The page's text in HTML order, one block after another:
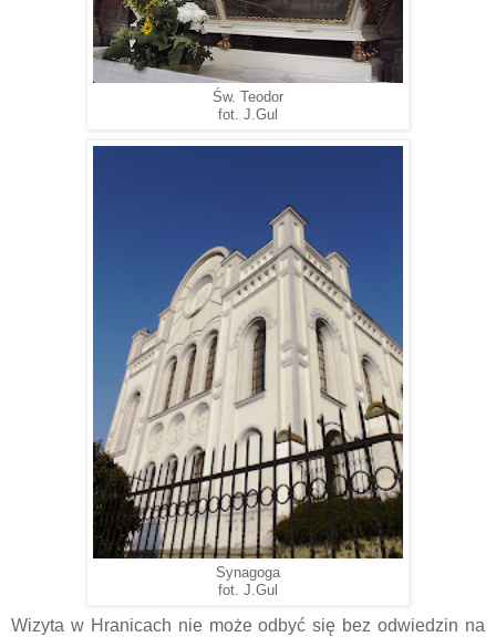
Św. Teodor
fot. J.Gul
Synagoga
fot. J.Gul
Wizyta w Hranicach nie może odbyć się bez odwiedzin na